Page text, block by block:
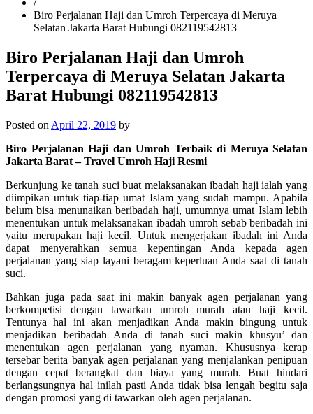
/
Biro Perjalanan Haji dan Umroh Terpercaya di Meruya
Selatan Jakarta Barat Hubungi 082119542813
Biro Perjalanan Haji dan Umroh
Terpercaya di Meruya Selatan Jakarta
Barat Hubungi 082119542813
Posted on April 22, 2019 by
Biro Perjalanan Haji dan Umroh Terbaik di Meruya Selatan
Jakarta Barat – Travel Umroh Haji Resmi
Berkunjung ke tanah suci buat melaksanakan ibadah haji ialah yang
diimpikan untuk tiap-tiap umat Islam yang sudah mampu. Apabila
belum bisa menunaikan beribadah haji, umumnya umat Islam lebih
menentukan untuk melaksanakan ibadah umroh sebab beribadah ini
yaitu merupakan haji kecil. Untuk mengerjakan ibadah ini Anda
dapat menyerahkan semua kepentingan Anda kepada agen
perjalanan yang siap layani beragam keperluan Anda saat di tanah
suci.
Bahkan juga pada saat ini makin banyak agen perjalanan yang
berkompetisi dengan tawarkan umroh murah atau haji kecil.
Tentunya hal ini akan menjadikan Anda makin bingung untuk
menjadikan beribadah Anda di tanah suci makin khusyu’ dan
menentukan agen perjalanan yang nyaman. Khususnya kerap
tersebar berita banyak agen perjalanan yang menjalankan penipuan
dengan cepat berangkat dan biaya yang murah. Buat hindari
berlangsungnya hal inilah pasti Anda tidak bisa lengah begitu saja
dengan promosi yang di tawarkan oleh agen perjalanan.